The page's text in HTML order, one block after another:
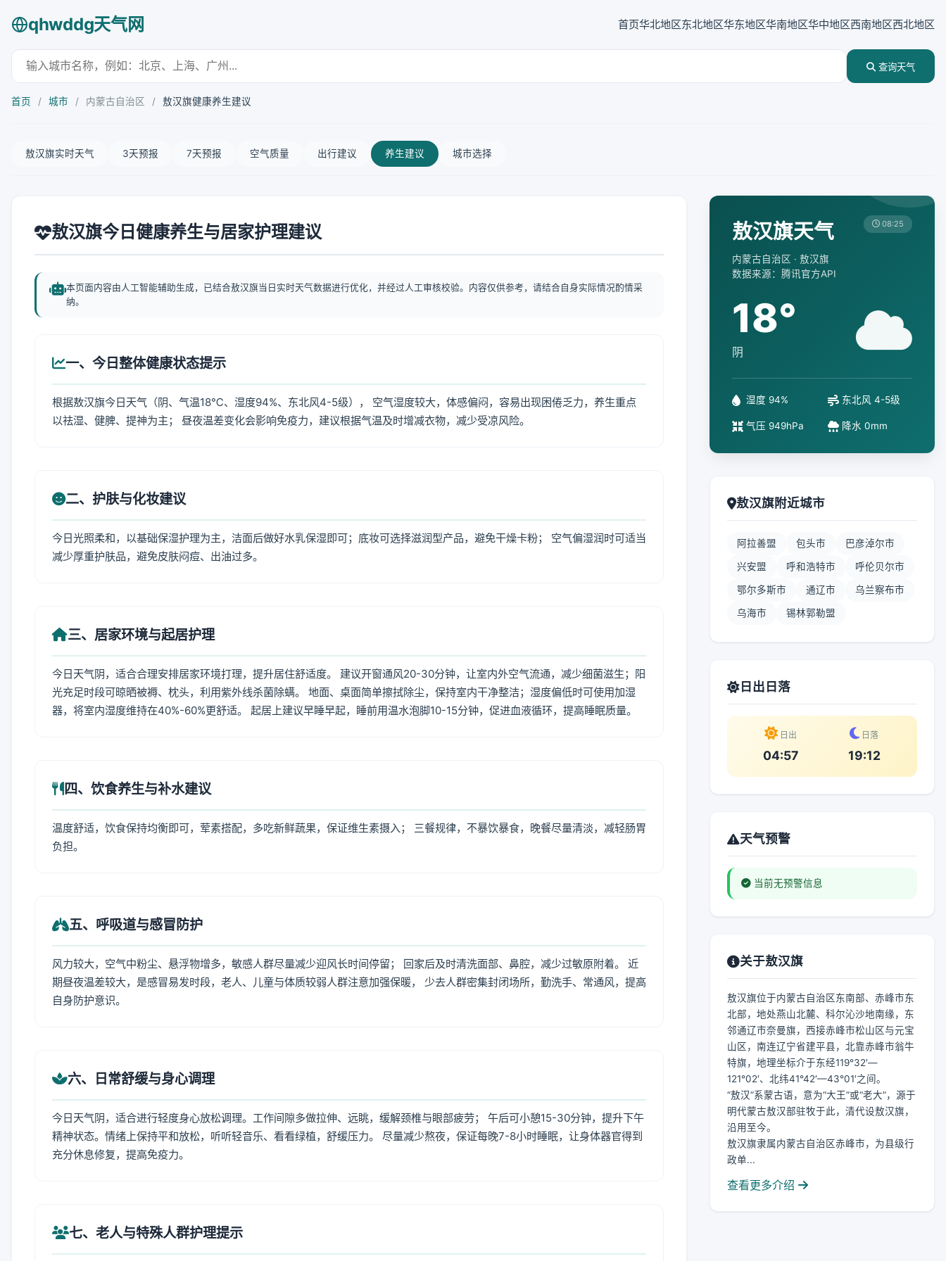
qhwddg天气网 首页华北地区东北地区华东地区华南地区华中地区西南地区西北地区
查询天气
首页 / 城市 / 内蒙古自治区 / 敖汉旗健康养生建议
敖汉旗实时天气 3天预报 7天预报 空气质量 出行建议 养生建议 城市选择
敖汉旗今日健康养生与居家护理建议
本页面内容由人工智能辅助生成，已结合敖汉旗当日实时天气数据进行优化，并经过人工审核校验。内容仅供参考，请结合自身实际情况酌情采
纳。
一、今日整体健康状态提示
根据敖汉旗今日天气（阴、气温18℃、湿度94%、东北风4-5级）， 空气湿度较大，体感偏闷，容易出现困倦乏力，养生重点
以祛湿、健脾、提神为主； 昼夜温差变化会影响免疫力，建议根据气温及时增减衣物，减少受凉风险。
二、护肤与化妆建议
今日光照柔和，以基础保湿护理为主，洁面后做好水乳保湿即可；底妆可选择滋润型产品，避免干燥卡粉； 空气偏湿润时可适当
减少厚重护肤品，避免皮肤闷痘、出油过多。
三、居家环境与起居护理
今日天气阴，适合合理安排居家环境打理，提升居住舒适度。 建议开窗通风20-30分钟，让室内外空气流通，减少细菌滋生；阳
光充足时段可晾晒被褥、枕头，利用紫外线杀菌除螨。 地面、桌面简单擦拭除尘，保持室内干净整洁；湿度偏低时可使用加湿
器，将室内湿度维持在40%-60%更舒适。 起居上建议早睡早起，睡前用温水泡脚10-15分钟，促进血液循环，提高睡眠质量。
四、饮食养生与补水建议
温度舒适，饮食保持均衡即可，荤素搭配，多吃新鲜蔬果，保证维生素摄入； 三餐规律，不暴饮暴食，晚餐尽量清淡，减轻肠胃
负担。
五、呼吸道与感冒防护
风力较大，空气中粉尘、悬浮物增多，敏感人群尽量减少迎风长时间停留； 回家后及时清洗面部、鼻腔，减少过敏原附着。 近
期昼夜温差较大，是感冒易发时段，老人、儿童与体质较弱人群注意加强保暖， 少去人群密集封闭场所，勤洗手、常通风，提高
自身防护意识。
六、日常舒缓与身心调理
今日天气阴，适合进行轻度身心放松调理。工作间隙多做拉伸、远眺，缓解颈椎与眼部疲劳； 午后可小憩15-30分钟，提升下午
精神状态。情绪上保持平和放松，听听轻音乐、看看绿植，舒缓压力。 尽量减少熬夜，保证每晚7-8小时睡眠，让身体器官得到
充分休息修复，提高免疫力。
七、老人与特殊人群护理提示
敖汉旗天气
内蒙古自治区 · 敖汉旗
数据来源：腾讯官方API
08:25
18°
阴
湿度 94% 东北风 4-5级
气压 949hPa 降水 0mm
敖汉旗附近城市
阿拉善盟 包头市 巴彦淖尔市
兴安盟 呼和浩特市 呼伦贝尔市
鄂尔多斯市 通辽市 乌兰察布市
乌海市 锡林郭勒盟
日出日落
日出
04:57
日落
19:12
天气预警
当前无预警信息
关于敖汉旗
敖汉旗位于内蒙古自治区东南部、赤峰市东
北部，地处燕山北麓、科尔沁沙地南缘，东
邻通辽市奈曼旗，西接赤峰市松山区与元宝
山区，南连辽宁省建平县，北靠赤峰市翁牛
特旗，地理坐标介于东经119°32′—
121°02′、北纬41°42′—43°01′之间。
“敖汉”系蒙古语，意为“大王”或“老大”，源于
明代蒙古敖汉部驻牧于此，清代设敖汉旗，
沿用至今。
敖汉旗隶属内蒙古自治区赤峰市，为县级行
政单...
查看更多介绍